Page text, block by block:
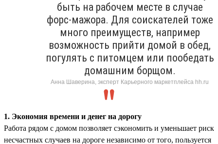
быть на рабочем месте в случае
форс-мажора. Для соискателей тоже
много преимуществ, например
возможность прийти домой в обед,
погулять с питомцем или пообедать
домашним борщом.
Анна Шаверина, эксперт Карьерного маркетплейса hh.ru
1. Экономия времени и денег на дорогу
Работа рядом с домом позволяет сэкономить и уменьшает риск
несчастных случаев на дороге независимо от того, пользуется